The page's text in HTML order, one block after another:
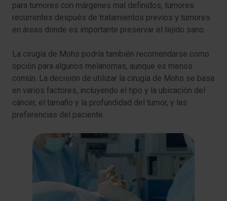
para tumores con márgenes mal definidos, tumores
recurrentes después de tratamientos previos y tumores
en áreas donde es importante preservar el tejido sano.
La cirugía de Mohs podría también recomendarse como
opción para algunos melanomas, aunque es menos
común. La decisión de utilizar la cirugía de Mohs se basa
en varios factores, incluyendo el tipo y la ubicación del
cáncer, el tamaño y la profundidad del tumor, y las
preferencias del paciente.